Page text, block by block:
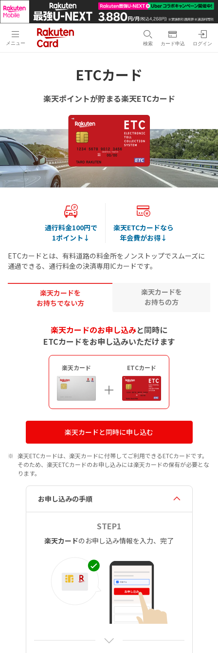
メニュー 検索 カード申込 ログイン
ETCカード
楽天ポイントが貯まる楽天ETCカード
通行料金100円で
1ポイント↓
楽天ETCカードなら
年会費がお得↓
ETCカードとは、有料道路の料金所をノンストップでスムーズに
通過できる、通行料金の決済専用ICカードです。
楽天カードを
お持ちでない方
楽天カードを
お持ちの方
楽天カードのお申し込みと同時に
ETCカードをお申し込みいただけます
楽天カード ETCカード
楽天カードと同時に申し込む
楽天ETCカードは、楽天カードに付帯してご利用できるETCカードです。
そのため、楽天ETCカードのお申し込みには楽天カードの保有が必要とな
ります。
お申し込みの手順
STEP1
楽天カードのお申し込み情報を入力、完了